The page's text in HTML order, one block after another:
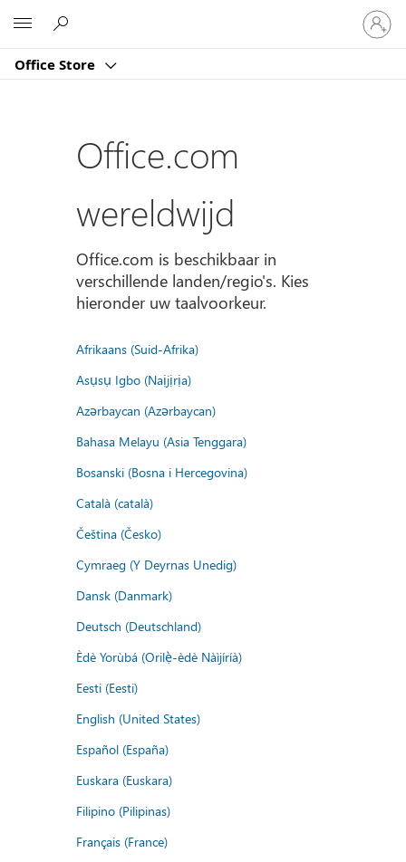
Office Store
Meld
je
aan
je
Office.com
wereldwijd
Office.com is beschikbaar in
verschillende landen/regio's. Kies
hieronder uw taalvoorkeur.
Afrikaans (Suid-Afrika)
Asụsụ Igbo (Naịjịrịa)
Azərbaycan (Azərbaycan)
Bahasa Melayu (Asia Tenggara)
Bosanski (Bosna i Hercegovina)
Català (català)
Čeština (Česko)
Cymraeg (Y Deyrnas Unedig)
Dansk (Danmark)
Deutsch (Deutschland)
Èdè Yorùbá (Orilẹ̀-èdè Nàìjíríà)
Eesti (Eesti)
English (United States)
Español (España)
Euskara (Euskara)
Filipino (Pilipinas)
Français (France)